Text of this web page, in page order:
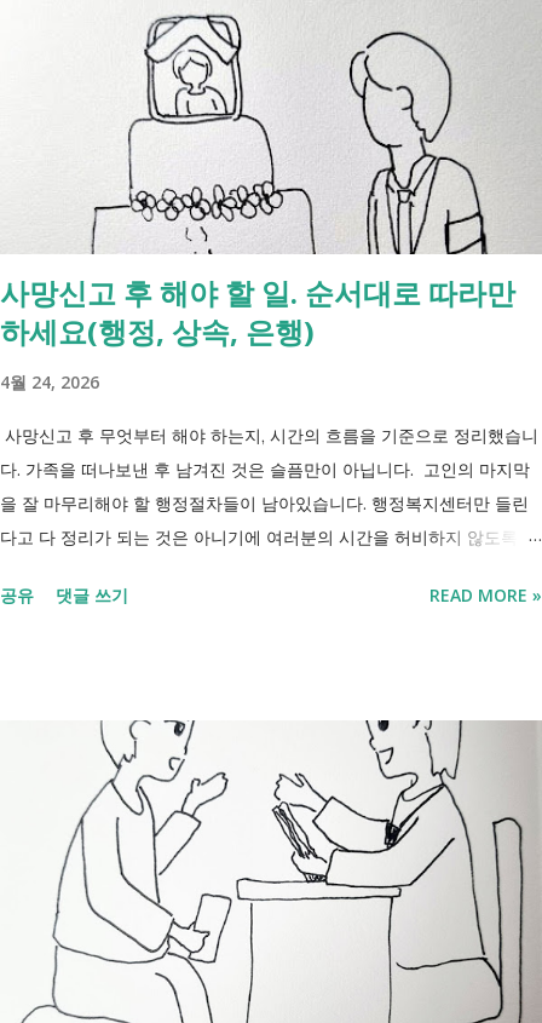
니다. 정부 업무계획 내용 추진 시기 3급 단일장애까지 장애인연금 지급
2027년 중증장애인 생계급여 부양의무자 기준 폐지 2027년 하반기 활동
지원서비스 65세 이후 선택권 보장 2027년 7월 최중증 발달장애인 24시
간 긴급돌봄 확대 확대 추진 장애인 공공일자리 지속 확대 계속 추진 ※
업무계획에 담긴 내용으로, 법 개정과 예산 반영 등을 거쳐 시행될 예정
입니다. 부모와 함께 살아도 장애인연금을 받을 수 있을까요? 이번 보건
복지부 업무계획이 발표된 뒤 많은 분들이 질문하셨습니다. "부모와 같이
살면 장애인연금을 받을 수 없나요?" "혼자 살아야만 받을 수 있는 건가
요?" 결론부터 말씀드리면 부모와 함께 거주한다는 이유만으로 장애인연
금을 받을 수 없는 것은 아닙니다. 많은 분들이 이번 업무계획에 포함된
로 생각하기 쉽지만, 두 제도는 지급 기준이 서로 다릅니다. 구분 장애인
연금 생계급여 목적 장애로 인한 ...
사망신고 후 해야 할 일. 순서대로 따라만
하세요(행정, 상속, 은행)
4월 24, 2026
사망신고 후 무엇부터 해야 하는지, 시간의 흐름을 기준으로 정리했습니
다. 가족을 떠나보낸 후 남겨진 것은 슬픔만이 아닙니다. 고인의 마지막
을 잘 마무리해야 할 행정절차들이 남아있습니다. 행정복지센터만 들린
다고 다 정리가 되는 것은 아니기에 여러분의 시간을 허비하지 않도록 정
처리까지 이 흐름만 따라가시면 됩니다. 장례 후 행정 절차 타임라인 장
모든 절차를 대신 처리해주지는 않습니다. 행정복지센터에서는 - 금융재
산, 부동산, 세금, 연금 등 '조회' 신청할 수 있습니다. 나머지는 직접 해야
합니다. - 상속포기 또는 한정승인 법원 - 상속세, 취득세 신고 세무서, 시
군구청 - 예금 인출, 보험금 청구 은행, 보험사 사망신고 당일에 끝낼 수
있는 건 '신청까지', 처리는 2주 후 부터입니다. [조회되는 것 vs 안되는
것] 구분 조회 가능 조회 불가 금융 은행, 보험, 증권 사금융, 개인 간 거래
세금 국세, 지방세 - 자산 부동산, 자동차 해외 자산, 현금 기타 연금 사업
상 채무, 구독 [함께보면 좋은 링크] - 부모님 사망 후 ...
공유 댓글 쓰기 READ MORE »